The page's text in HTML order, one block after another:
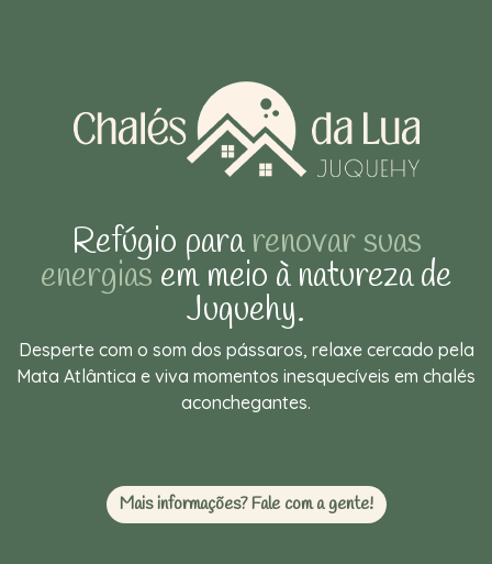
Refúgio pararenovar suas
energias em meio à natureza de
Juquehy.
Desperte com o som dos pássaros, relaxe cercado pela
Mata Atlântica e viva momentos inesquecíveis em chalés
aconchegantes.
Mais informações? Fale com a gente!